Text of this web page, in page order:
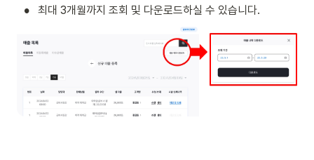
• 최대 3개월까지 조회 및 다운로드하실 수 있습니다.